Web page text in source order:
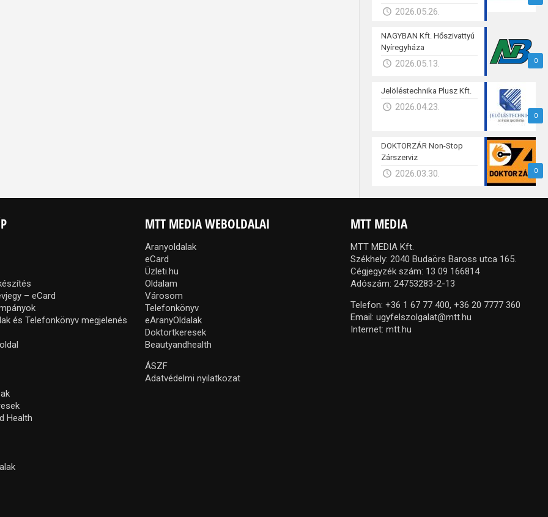
2026.05.26.
0
NAGYBAN Kft. Hőszivattyú
Nyíregyháza
2026.05.13.
0
Jelöléstechnika Plusz Kft.
2026.04.23.
0
DOKTORZÁR Non-Stop
Zárszerviz
2026.03.30.
– eCard
és Telefonkönyv megjelenés
Health
MTT MEDIA WEBOLDALAI
Aranyoldalak
eCard
Üzleti.hu
Oldalam
Városom
Telefonkönyv
eAranyOldalak
Doktortkeresek
Beautyandhealth
ÁSZF
Adatvédelmi nyilatkozat
MTT MEDIA
MTT MEDIA Kft.
Székhely: 2040 Budaörs Baross utca 165.
Cégjegyzék szám: 13 09 166814
Adószám: 24753283-2-13
Telefon:+36 1 67 77 400, +36 20 7777 360
Email:ugyfelszolgalat@mtt.hu
Internet:mtt.hu